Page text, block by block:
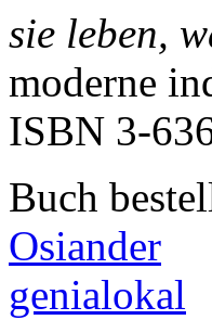
sie leben,
moderne
ISBN 3-
Buch
Osiander
genialokal